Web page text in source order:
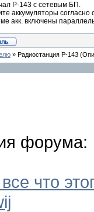
Р-143 с сетевым БП.
аккумуляторы согласно
акк. включены
» Радиостанция Р-143
форума:
что